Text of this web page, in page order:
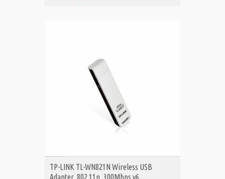
ΑΓΟΡΑ
TP-LINK TL-WN821N Wireless USB
Adapter, 802.11n, 300Mbps v6